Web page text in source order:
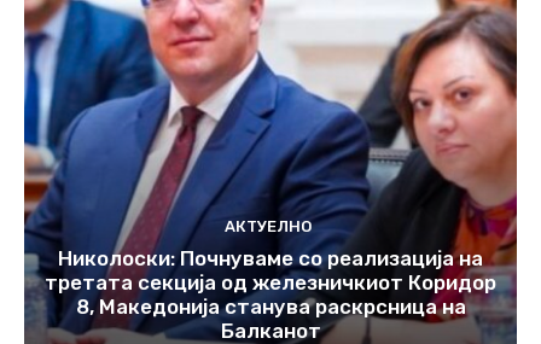
АКТУЕЛНО
Николоски: Почнуваме со реализација на
третата секција од железничкиот Коридор
8, Македонија станува раскрсница на
Балканот